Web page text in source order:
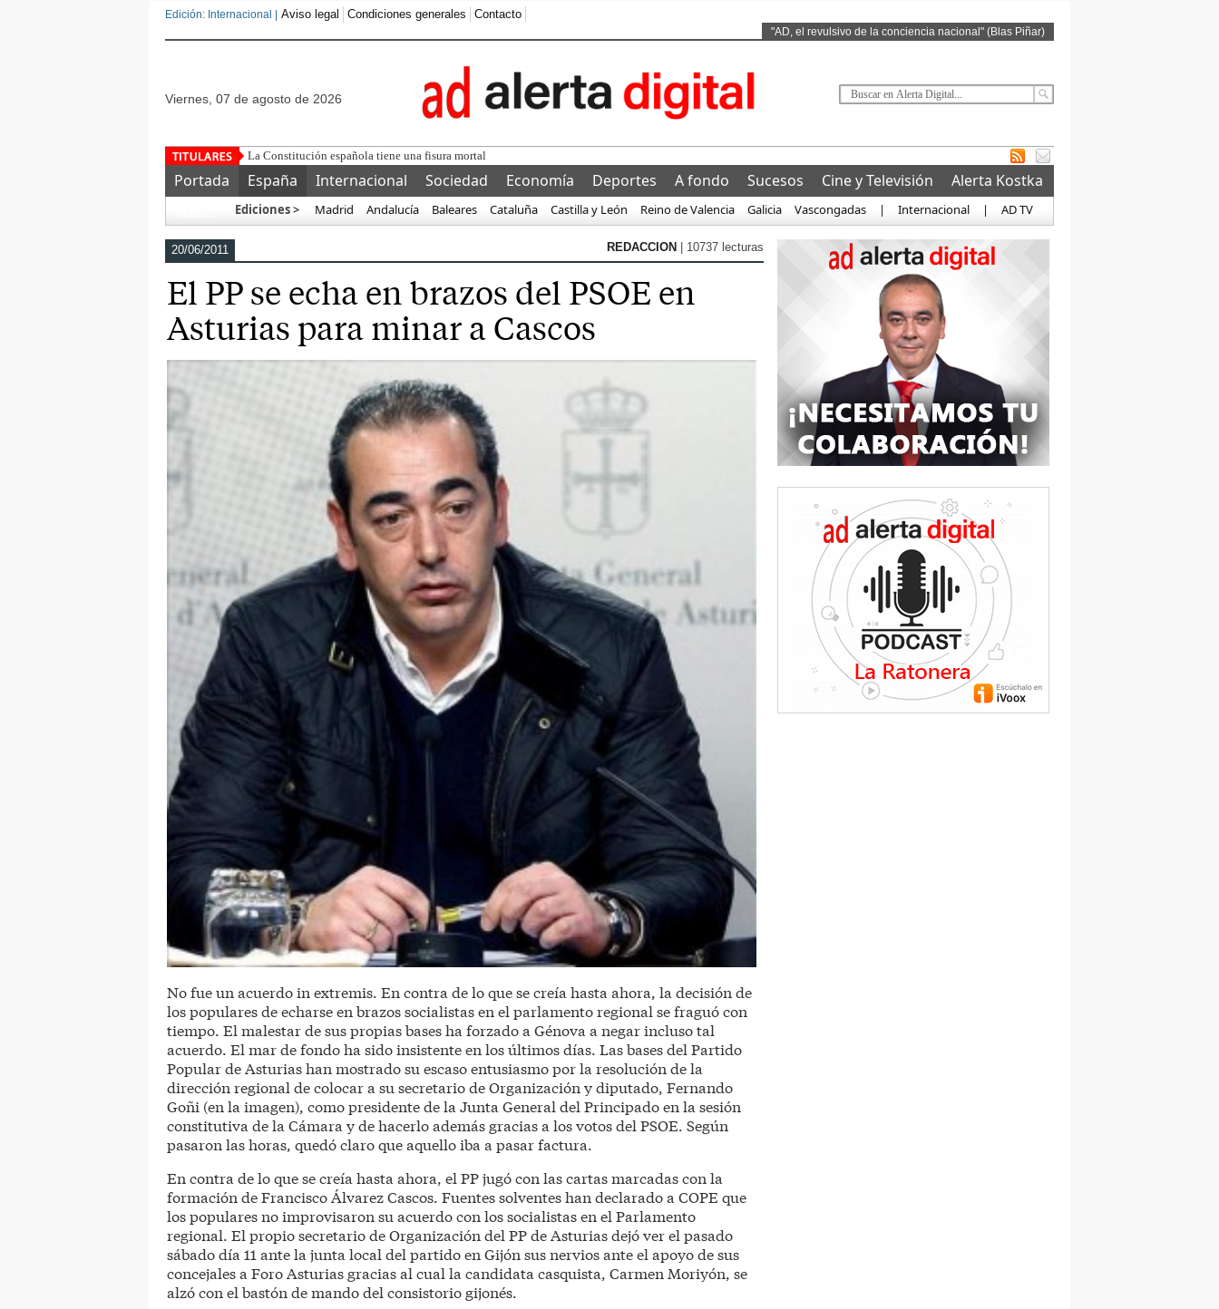
Edición: Internacional | Aviso legal Condiciones generales Contacto
"AD, el revulsivo de la conciencia nacional" (Blas Piñar)
viernes, 07 de agosto de 2026
La conexión del lo
Portada España Internacional Sociedad Economía Deportes A fondo Sucesos Cine y Televisión
Alerta Kostka
Ediciones > Madrid Andalucía Baleares Cataluña Castilla y León Reino de Valencia Galicia Vascongadas | Internacional | AD TV
20/06/2011 REDACCION | 10737 lecturas
El PP se echa en brazos del PSOE en
Asturias para minar a Cascos
No fue un acuerdo in extremis. En contra de lo que se creía hasta ahora, la decisión de
los populares de echarse en brazos socialistas en el parlamento regional se fraguó con
tiempo. El malestar de sus propias bases ha forzado a Génova a negar incluso tal
acuerdo. El mar de fondo ha sido insistente en los últimos días. Las bases del Partido
Popular de Asturias han mostrado su escaso entusiasmo por la resolución de la
dirección regional de colocar a su secretario de Organización y diputado, Fernando
Goñi (en la imagen), como presidente de la Junta General del Principado en la sesión
constitutiva de la Cámara y de hacerlo además gracias a los votos del PSOE. Según
pasaron las horas, quedó claro que aquello iba a pasar factura.
En contra de lo que se creía hasta ahora, el PP jugó con las cartas marcadas con la
formación de Francisco Álvarez Cascos. Fuentes solventes han declarado a COPE que
los populares no improvisaron su acuerdo con los socialistas en el Parlamento
regional. El propio secretario de Organización del PP de Asturias dejó ver el pasado
sábado día 11 ante la junta local del partido en Gijón sus nervios ante el apoyo de sus
concejales a Foro Asturias gracias al cual la candidata casquista, Carmen Moriyón, se
alzó con el bastón de mando del consistorio gijonés.